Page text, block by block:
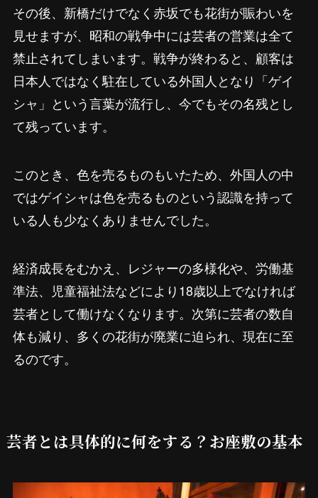
その後、新橋だけでなく赤坂でも花街が賑わいを
見せますが、昭和の戦争中には芸者の営業は全て
禁止されてしまいます。戦争が終わると、顧客は
日本人ではなく駐在している外国人となり「ゲイ
シャ」という言葉が流行し、今でもその名残とし
て残っています。
このとき、色を売るものもいたため、外国人の中
ではゲイシャは色を売るものという認識を持って
いる人も少なくありませんでした。
経済成長をむかえ、レジャーの多様化や、労働基
準法、児童福祉法などにより18歳以上でなければ
芸者として働けなくなります。次第に芸者の数自
体も減り、多くの花街が廃業に迫られ、現在に至
るのです。
芸者とは具体的に何をする？お座敷の基本